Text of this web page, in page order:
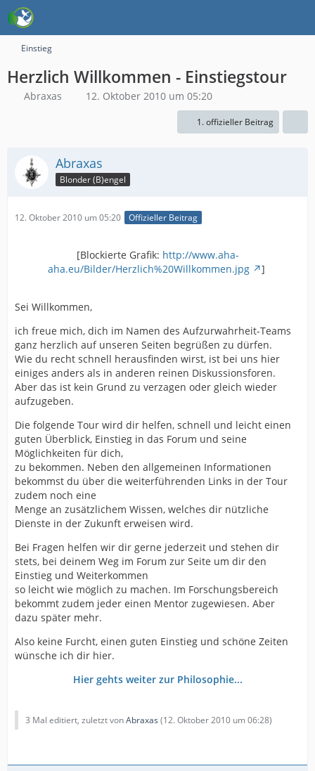
Einstieg
Herzlich Willkommen - Einstiegstour
Abraxas 12. Oktober 2010 um 05:20
1. offizieller Beitrag
Abraxas
Blonder (B)engel
12. Oktober 2010 um 05:20 Offizieller Beitrag
[Blockierte Grafik: http://www.aha-
aha.eu/Bilder/Herzlich%20Willkommen.jpg
]
Sei Willkommen,
ich freue mich, dich im Namen des Aufzurwahrheit-Teams
ganz herzlich auf unseren Seiten begrüßen zu dürfen.
Wie du recht schnell herausfinden wirst, ist bei uns hier
einiges anders als in anderen reinen Diskussionsforen.
Aber das ist kein Grund zu verzagen oder gleich wieder
aufzugeben.
Die folgende Tour wird dir helfen, schnell und leicht einen
guten Überblick, Einstieg in das Forum und seine
Möglichkeiten für dich,
zu bekommen. Neben den allgemeinen Informationen
bekommst du über die weiterführenden Links in der Tour
zudem noch eine
Menge an zusätzlichem Wissen, welches dir nützliche
Dienste in der Zukunft erweisen wird.
Bei Fragen helfen wir dir gerne jederzeit und stehen dir
stets, bei deinem Weg im Forum zur Seite um dir den
Einstieg und Weiterkommen
so leicht wie möglich zu machen. Im Forschungsbereich
bekommt zudem jeder einen Mentor zugewiesen. Aber
dazu später mehr.
Also keine Furcht, einen guten Einstieg und schöne Zeiten
wünsche ich dir hier.
Hier gehts weiter zur Philosophie...
3 Mal editiert, zuletzt vonAbraxas (12. Oktober 2010 um 06:28)